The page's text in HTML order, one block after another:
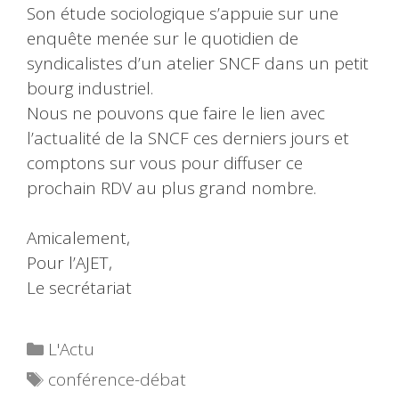
Son étude sociologique s’appuie sur une
enquête menée sur le quotidien de
syndicalistes d’un atelier SNCF dans un petit
bourg industriel.
Nous ne pouvons que faire le lien avec
l’actualité de la SNCF ces derniers jours et
comptons sur vous pour diffuser ce
prochain RDV au plus grand nombre.
Amicalement,
Pour l’AJET,
Le secrétariat
Catégories
L'Actu
Étiquettes
conférence-débat